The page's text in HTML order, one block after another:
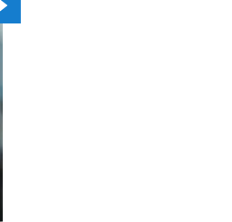
Przejdź do kolejnego zdjęcia.